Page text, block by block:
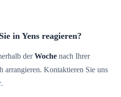
in Yens reagieren?
derWoche nach Ihrer
arrangieren. Kontaktieren Sie uns
.